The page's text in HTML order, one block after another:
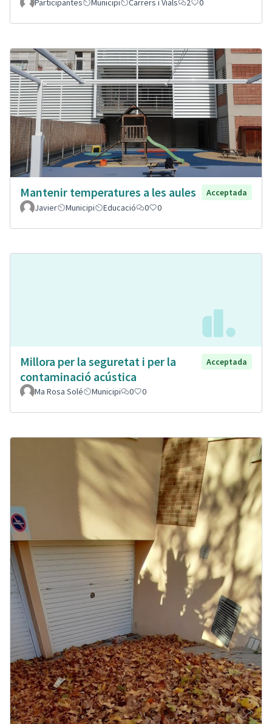
Participantes Municipi Carrers i Vials 2 0
Mantenir temperatures a les aules
Acceptada
Javier
Municipi Educació 0 0
Millora per la seguretat i per la
contaminació acústica
Acceptada
Ma Rosa Solé Municipi 0 0